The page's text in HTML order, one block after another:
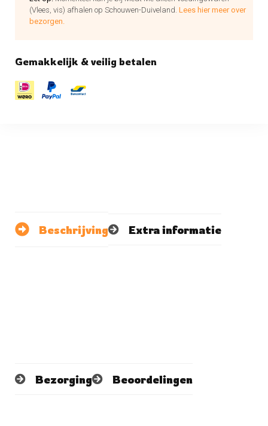
(Vlees, vis) afhalen op Schouwen-Duiveland. Lees hier meer over
bezorgen.
Gemakkelijk & veilig betalen
Beschrijving Extra informatie
Bezorging Beoordelingen